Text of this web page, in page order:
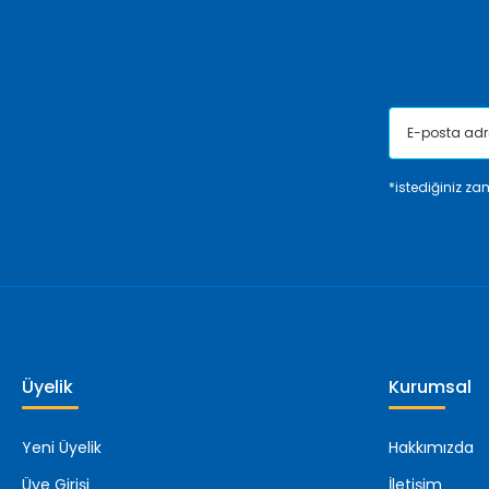
*istediğiniz
Üyelik
Yeni Üyelik
Üye Girişi
Kurumsal
Hakkımızda
İletişim